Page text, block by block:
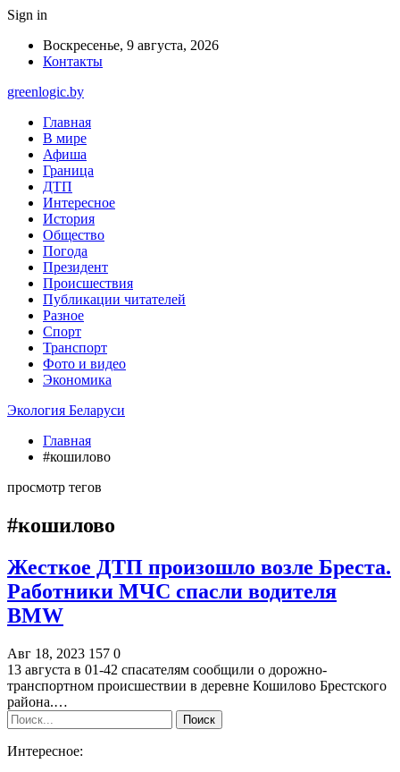
Sign in
Воскресенье, 9 августа, 2026
Контакты
greenlogic.by
Главная
В мире
Афиша
Граница
ДТП
Интересное
История
Общество
Погода
Президент
Происшествия
Публикации читателей
Разное
Спорт
Транспорт
Фото и видео
Экономика
Экология Беларуси
Главная
#кошилово
просмотр тегов
#кошилово
Жесткое ДТП произошло возле Бреста.
Работники МЧС спасли водителя
BMW
Авг 18, 2023 157 0
13 августа в 01-42 спасателям сообщили о дорожно-
транспортном происшествии в деревне Кошилово Брестского
района.…
Интересное: